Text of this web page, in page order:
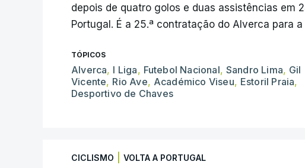
depois de quatro golos e duas assistências em
Portugal. É a 25.ª contratação do Alverca para
TÓPICOS
Alverca, I Liga, Futebol Nacional, Sandro Lima, Gil
Vicente, Rio Ave, Académico Viseu, Estoril Praia,
Desportivo de Chaves
CICLISMO VOLTA A PORTUGAL